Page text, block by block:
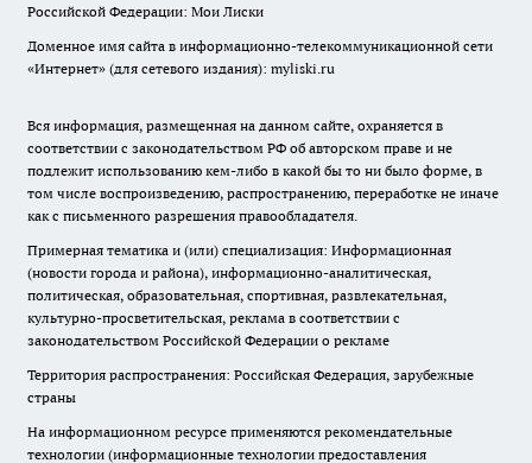
Российской Федерации: Мои Лиски
Доменное имя сайта в информационно-телекоммуникационной сети
«Интернет» (для сетевого издания): myliski.ru
Вся информация, размещенная на данном сайте, охраняется в
соответствии с законодательством РФ об авторском праве и не
подлежит использованию кем-либо в какой бы то ни было форме, в
том числе воспроизведению, распространению, переработке не иначе
как с письменного разрешения правообладателя.
Примерная тематика и (или) специализация: Информационная
(новости города и района), информационно-аналитическая,
политическая, образовательная, спортивная, развлекательная,
культурно-просветительская, реклама в соответствии с
законодательством Российской Федерации о рекламе
Территория распространения: Российская Федерация, зарубежные
страны
На информационном ресурсе применяются рекомендательные
технологии (информационные технологии предоставления